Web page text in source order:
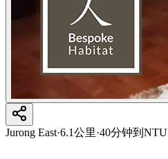
Jurong East·6.1公里·40分钟到NTU